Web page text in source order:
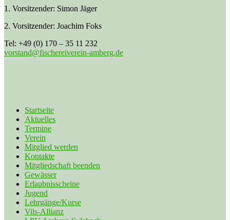
1. Vorsitzender: Simon Jäger
2. Vorsitzender: Joachim Foks
Tel: +49 (0) 170 – 35 11 232
vorstand@fischereiverein-amberg.de
Startseite
Aktuelles
Termine
Verein
Mitglied werden
Kontakte
Mitgliedschaft beenden
Gewässer
Erlaubnisscheine
Jugend
Lehrgänge/Kurse
Vils-Allianz